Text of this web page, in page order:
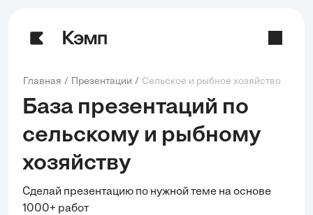
Главная Презентации Сельское и рыбное хозяйство
База презентаций по
сельскому и рыбному
хозяйству
Сделай презентацию по нужной теме на основе
1000+ работ